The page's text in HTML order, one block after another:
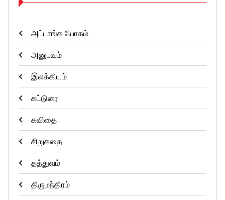
அட்டாங்க யோகம்
அனுபவம்
இலக்கியம்
கட்டுரை
கவிதை
சிறுகதை
தத்துவம்
திருமந்திரம்